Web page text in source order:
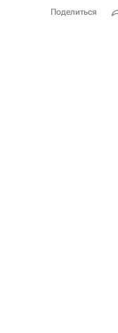
Поделиться